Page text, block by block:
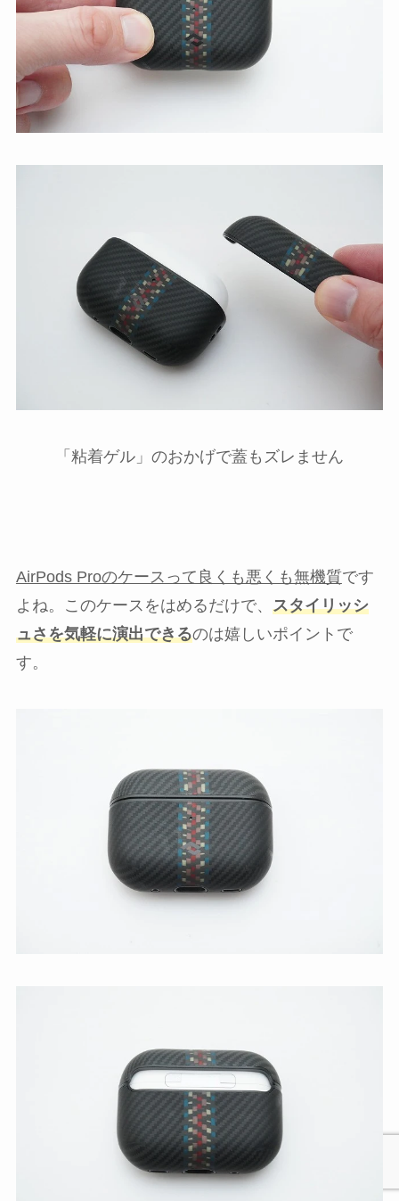
「粘着ゲル」のおかげで蓋もズレません
AirPods Proのケースって良くも悪くも無機質です
よね。このケースをはめるだけで、 スタイリッシ
ュさを気軽に演出できるのは嬉しいポイントで
す。